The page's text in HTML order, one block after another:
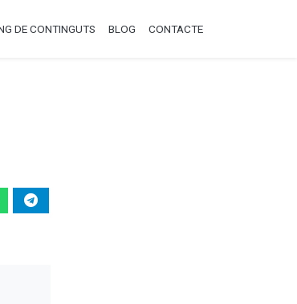
DE CONTINGUTS BLOG CONTACTE